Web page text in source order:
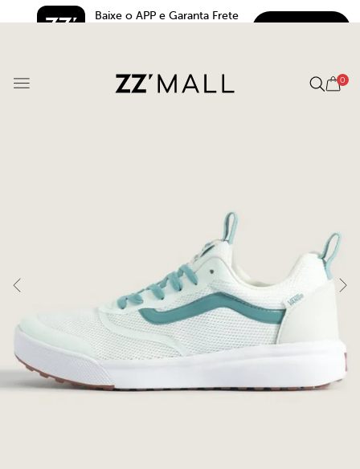
Baixe o APP e Garanta Frete
0